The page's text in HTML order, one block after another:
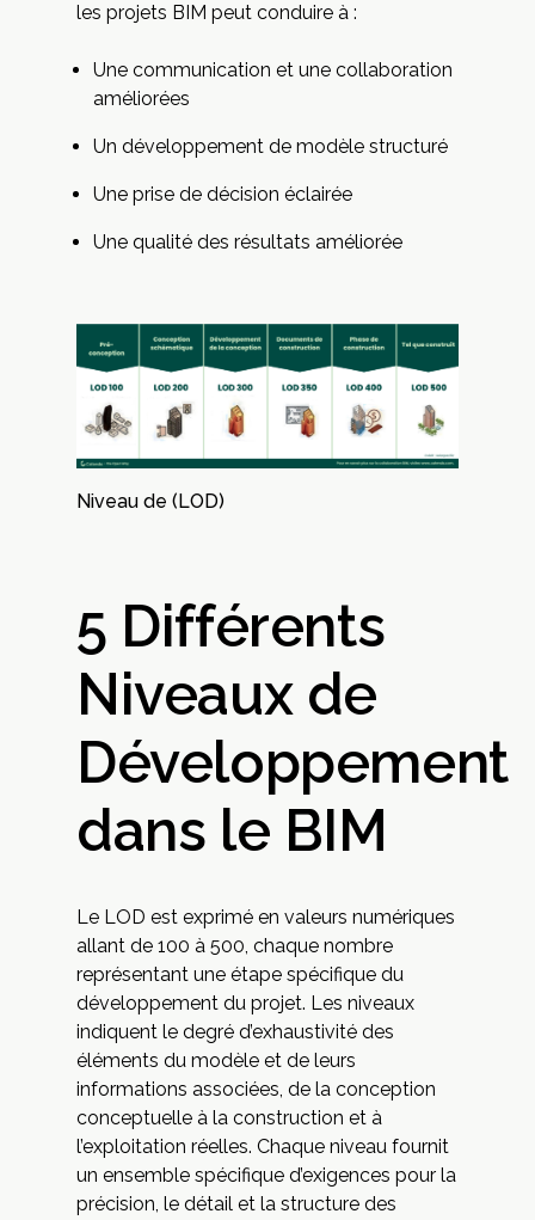
les projets BIM peut conduire à :
Une communication et une collaboration
améliorées
Un développement de modèle structuré
Une prise de décision éclairée
Une qualité des résultats améliorée
Niveau de (LOD)
5 Différents
Niveaux de
Développement
dans le BIM
Le LOD est exprimé en valeurs numériques
allant de 100 à 500, chaque nombre
représentant une étape spécifique du
développement du projet. Les niveaux
indiquent le degré d’exhaustivité des
éléments du modèle et de leurs
informations associées, de la conception
conceptuelle à la construction et à
l’exploitation réelles. Chaque niveau fournit
un ensemble spécifique d’exigences pour la
précision, le détail et la structure des